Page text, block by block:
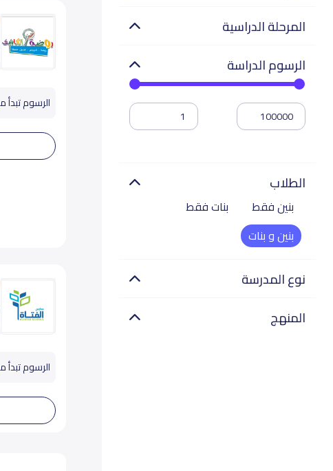
المرحلة الدراسية
الرسوم الدراسة
الطلاب
بنين فقط
بنات فقط
بنين و بنات
نوع المدرسة
المنهج
الرسوم تبدأ من
الرسوم تبدأ من